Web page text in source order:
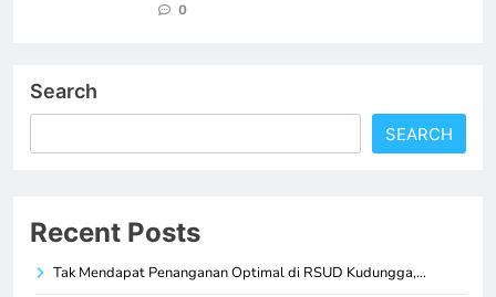
0
Search
SEARCH
Recent Posts
Tak Mendapat Penanganan Optimal di RSUD Kudungga,…